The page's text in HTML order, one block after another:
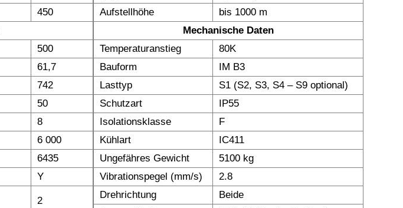
450
500
61,7
742
50
8
6 000
6435
Y
2
Aufstellhöhe
bis 1000 m
Mechanische Daten
Temperaturanstieg
80K
Bauform
IM B3
Lasttyp
S1 (S2, S3, S4 – S9 optional)
Schutzart
IP55
Isolationsklasse
F
Kühlart
IC411
Ungefähres Gewicht
5100 kg
Vibrationspegel (mm/s)
2.8
Drehrichtung
Beide